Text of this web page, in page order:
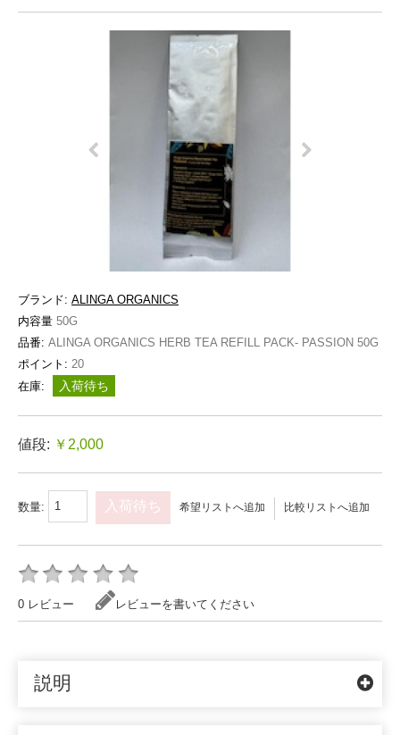
ブランド: ALINGA ORGANICS
内容量 50G
品番: ALINGA ORGANICS HERB TEA REFILL PACK- PASSION 50G
ポイント: 20
在庫:
入荷待ち
値段: ￥2,000
数量: 入荷待ち 希望リストへ追加 比較リストへ追加
0 レビュー レビューを書いてください
説明